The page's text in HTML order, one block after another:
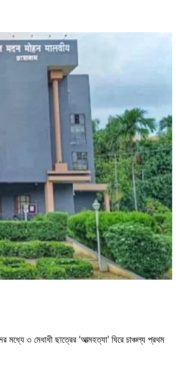
৩ মেধাধী ছাত্রের ‘আত্মহত্যা’ ঘিরে চাঞ্চল্য প্রথম